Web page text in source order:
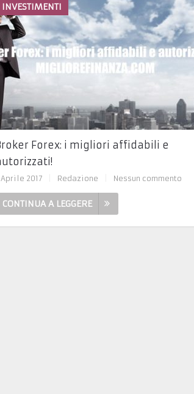
INVESTIMENTI
Forex: i migliori affidabili e
Aprile 2017 Redazione Nessun commento
CONTINUA A LEGGERE